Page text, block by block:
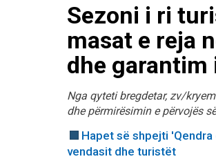
Sezoni i ri
masat e reja
dhe garantim
Nga qyteti bregdetar, zv/
dhe përmirësimin e përvojës
Hapet së shpejti
vendasit dhe turistët